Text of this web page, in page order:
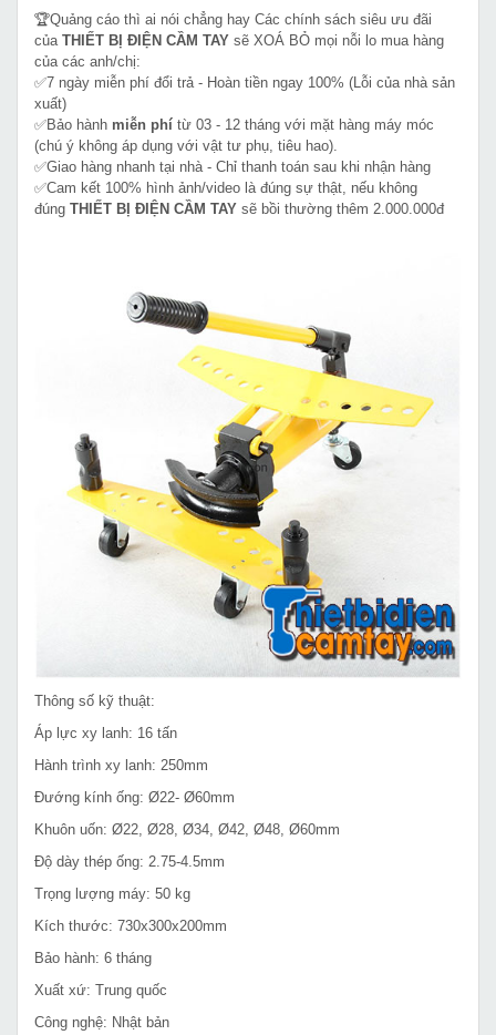
🏆Quảng cáo thì ai nói chẳng hay Các chính sách siêu ưu đãi
của THIẾT BỊ ĐIỆN CẦM TAY sẽ XOÁ BỎ mọi nỗi lo mua hàng
của các anh/chị:
✅7 ngày miễn phí đổi trả - Hoàn tiền ngay 100% (Lỗi của nhà sản
xuất)
✅Bảo hành miễn phí từ 03 - 12 tháng với mặt hàng máy móc
(chú ý không áp dụng với vật tư phụ, tiêu hao).
✅Giao hàng nhanh tại nhà - Chỉ thanh toán sau khi nhận hàng
✅Cam kết 100% hình ảnh/video là đúng sự thật, nếu không
đúng THIẾT BỊ ĐIỆN CẦM TAY sẽ bồi thường thêm 2.000.000đ
Thông số kỹ thuật:
Áp lực xy lanh: 16 tấn
Hành trình xy lanh: 250mm
Đướng kính ống: Ø22- Ø60mm
Khuôn uốn: Ø22, Ø28, Ø34, Ø42, Ø48, Ø60mm
Độ dày thép ống: 2.75-4.5mm
Trọng lượng máy: 50 kg
Kích thước: 730x300x200mm
Bảo hành: 6 tháng
Xuất xứ: Trung quốc
Công nghệ: Nhật bản